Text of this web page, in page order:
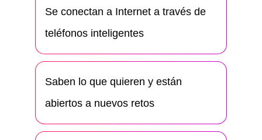
Se conectan a Internet a través de
teléfonos inteligentes
Saben lo que quieren y están
abiertos a nuevos retos